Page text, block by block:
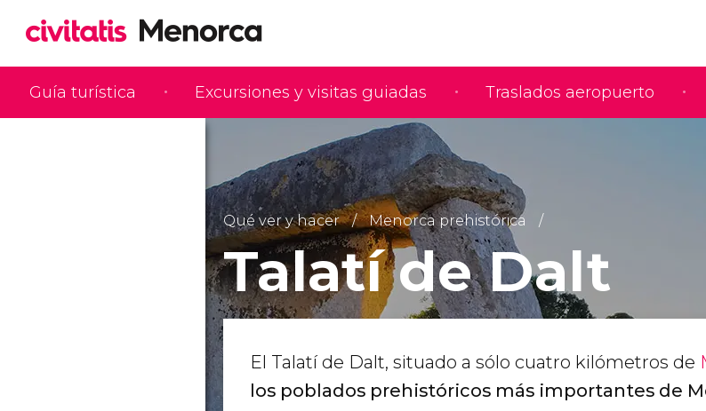
Guía turística Excursiones y visitas guiadas Traslados aeropuerto
Qué ver y hacer Menorca prehistórica
Talatí de Dalt
El Talatí de Dalt, situado a sólo cuatro kilómetros de
los poblados prehistóricos más importantes de